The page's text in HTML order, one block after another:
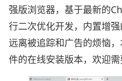
强版浏览器，基于最新的
行二次优化开发，内置增
远离被追踪和广告的烦恼
件的在线安装版本，欢迎需